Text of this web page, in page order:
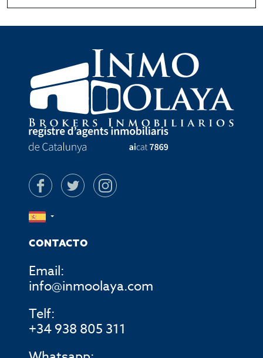
CONTACTO
Email:
info@inmoolaya.com
Telf:
+34 938 805 311